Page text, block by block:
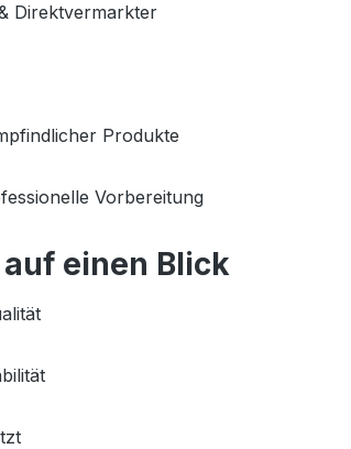
Direktvermarkter
Produkte
Vorbereitung
einen Blick